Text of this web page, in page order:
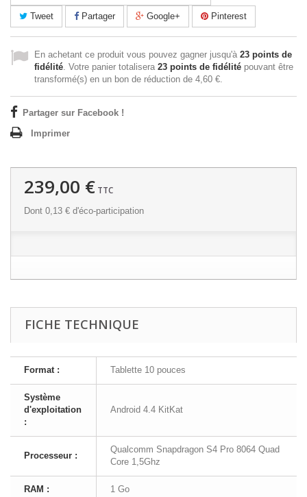
Tweet Partager Google+ Pinterest
En achetant ce produit vous pouvez gagner jusqu'à 23 points de
fidélité. Votre panier totalisera 23 points de fidélité pouvant être
transformé(s) en un bon de réduction de 4,60 €.
Partager sur Facebook !
Imprimer
239,00 € TTC
Dont 0,13 € d'éco-participation
FICHE TECHNIQUE
Format : Tablette 10 pouces
Système
d'exploitation
:
Android 4.4 KitKat
Processeur :
Qualcomm Snapdragon S4 Pro 8064 Quad
Core 1,5Ghz
RAM : 1 Go